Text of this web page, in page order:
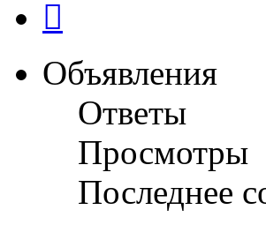
Объявления
Ответы
Просмотры
Последнее